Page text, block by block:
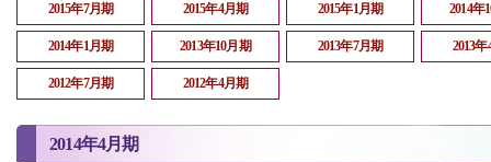
2015年7月期 2015年4月期 2015年1月期 2014年
2014年1月期 2013年10月期 2013年7月期 2013
2012年7月期 2012年4月期
2014年4月期